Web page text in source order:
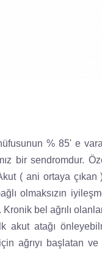
% 85' e
bir sendromdur.
( ani ortaya
olmaksızın
bel ağrılı
akut atağı
ağrıyı başlatan